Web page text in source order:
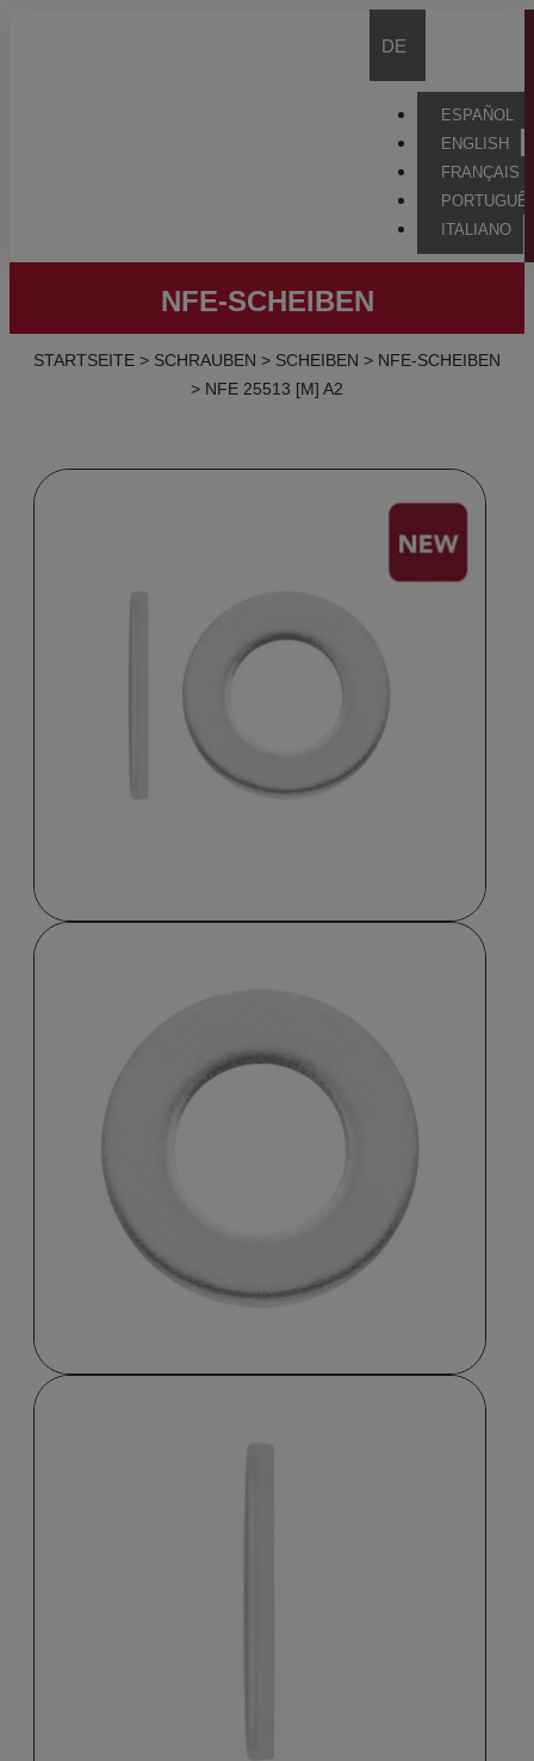
DE
ESPAÑOL
ENGLISH
FRANÇAIS
ITALIANO
NFE-SCHEIBEN
STARTSEITE > SCHRAUBEN > SCHEIBEN > NFE-SCHEIBEN
> NFE 25513 [M] A2